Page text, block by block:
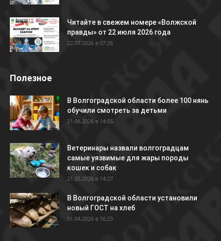
Читайте в свежем номере «Волжской
правды» от 22 июля 2026 года
22.07.2026 в 07:26
Полезное
В Волгоградской области более 100 нянь
обучили смотреть за детьми
21.06.2026 в 14:05
Ветеринары назвали волгоградцам
самые уязвимые для жары породы
кошек и собак
21.05.2026 в 14:27
В Волгоградской области установили
новый ГОСТ на хлеб
01.04.2026 в 16:23